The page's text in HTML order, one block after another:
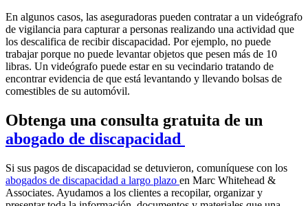
En algunos casos, las aseguradoras pueden contratar a un videógrafo
de vigilancia para capturar a personas realizando una actividad que
los descalifica de recibir discapacidad. Por ejemplo, no puede
trabajar porque no puede levantar objetos que pesen más de 10
libras. Un videógrafo puede estar en su vecindario tratando de
encontrar evidencia de que está levantando y llevando bolsas de
comestibles de su automóvil.
Obtenga una consulta gratuita de un
abogado de discapacidad
Si sus pagos de discapacidad se detuvieron, comuníquese con los
abogados de discapacidad a largo plazo en Marc Whitehead &
Associates. Ayudamos a los clientes a recopilar, organizar y